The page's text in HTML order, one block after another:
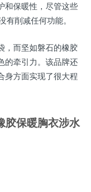
和保暖性，尽管这些
有削减任何功能。
，而坚如磐石的橡胶
的牵引力。该品牌还
身方面实现了很大程
胶保暖胸衣涉水